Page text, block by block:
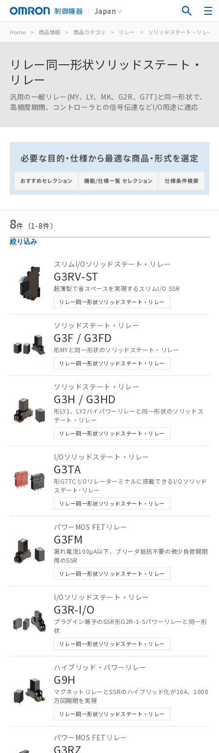
制御機器 Japan
Home > 商品情報 > 商品カテゴリ > リレー > ソリッドステート・リレー
リレー同一形状ソリッドステート・
リレー
汎用の一般リレー(MY、LY、MK、G2R、G7T)と同一形状で、
高頻度開閉、コントローラとの信号伝達などI/O用途に適応
8件（1 -8件）
絞り込み
スリムI/Oソリッドステート・リレー
G3RV-ST
超薄型で省スペースを実現するスリムI/O SSR
リレー同一形状ソリッドステート・リレー
ソリッドステート・リレー
G3F / G3FD
形MYと同一形状のソリッドステート・リレー
リレー同一形状ソリッドステート・リレー
ソリッドステート・リレー
G3H / G3HD
形LY1、LY2バイパワーリレーと同一形状のソリッドス
テート・リレー
リレー同一形状ソリッドステート・リレー
I/Oソリッドステート・リレー
G3TA
形G7TC I/Oリレーターミナルに搭載できるI/Oソリッド
ステート･リレー
リレー同一形状ソリッドステート・リレー
パワーMOS FETリレー
G3FM
漏れ電流100μA以下、ブリーダ抵抗不要の微少負荷開閉
用のSSR
リレー同一形状ソリッドステート・リレー
I/Oソリッドステート・リレー
G3R-I/O
プラグイン端子のSSR形G2R-1-Sパワーリレーと同一形
状
リレー同一形状ソリッドステート・リレー
ハイブリッド・パワーリレー
G9H
マグネットリレーとSSRのハイブリッド化が10A、1000
万回開閉を実現
リレー同一形状ソリッドステート・リレー
パワーMOS FETリレー
G3RZ
号
一定数以上の在庫あり
△ 一定数には満たないが在庫あり
－
在庫なし(最新の在庫状況につ
いては、お客様のお取引先、ま
たはお客様担当のオムロン制御
機器販売店・当社販売員にご確
認ください)
白
受注生産機種、また在庫状況の
情報を公開していない機種
ご利用条件
以下の条件をお読みいただき、同意のうえ
ご利用ください。
本サービスは、当社制御機器事業取扱
商品の当社在庫状況および標準価格
(税抜)を提供させていただくもので
す。
当社制御機器事業取扱商品の中には、
本サービスの対象外となる商品もある
ことをご了承ください。
在庫状況および標準価格照会結果は、
記載している更新日時点での社内デー
覧された時点での実際の在庫および標
準価格とは異なる場合があることをご
了承ください。
正式な納期状況および標準価格はお客
様のお取引先、またはお客様担当のオ
ムロン制御機器販売店・当社販売員に
ご相談ください。
オムロン制御機器販売店や当社販売拠
点は「
ください。
在庫状況および標準価格結果を当社の
事前の承諾なく第三者に漏洩または開
示しないようお願いします。
マイパーツ機能（部品リスト作成サー
ビス）をご利用いただくには、I-Web